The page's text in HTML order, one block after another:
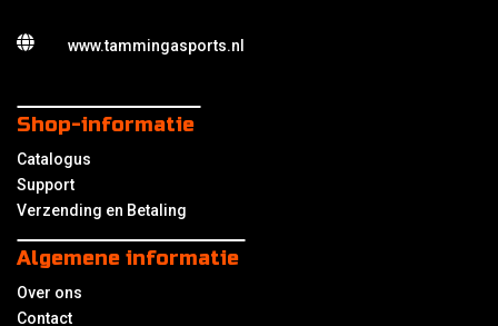
www.tammingasports.nl
Shop-informatie
Catalogus
Support
Verzending en Betaling
Algemene informatie
Over ons
Contact